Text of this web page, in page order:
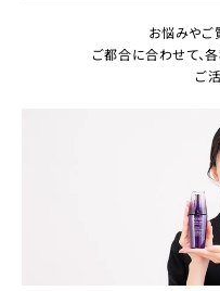
お悩みやご
ご都合に合わせて、
ご